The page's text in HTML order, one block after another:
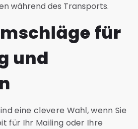
während des Transports.
für
und
eine clevere Wahl, wenn Sie
für Ihr Mailing oder Ihre